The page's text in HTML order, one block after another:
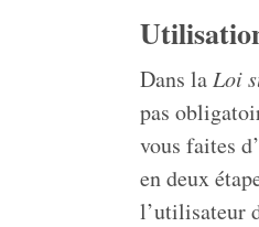
Dans la Loi
pas
vous faites
en deux
l’utilisateur